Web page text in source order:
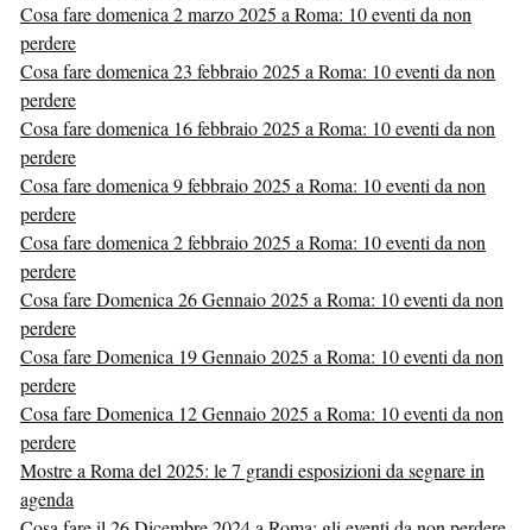
Cosa fare domenica 2 marzo 2025 a Roma: 10 eventi da non
perdere
Cosa fare domenica 23 febbraio 2025 a Roma: 10 eventi da non
perdere
Cosa fare domenica 16 febbraio 2025 a Roma: 10 eventi da non
perdere
Cosa fare domenica 9 febbraio 2025 a Roma: 10 eventi da non
perdere
Cosa fare domenica 2 febbraio 2025 a Roma: 10 eventi da non
perdere
Cosa fare Domenica 26 Gennaio 2025 a Roma: 10 eventi da non
perdere
Cosa fare Domenica 19 Gennaio 2025 a Roma: 10 eventi da non
perdere
Cosa fare Domenica 12 Gennaio 2025 a Roma: 10 eventi da non
perdere
Mostre a Roma del 2025: le 7 grandi esposizioni da segnare in
agenda